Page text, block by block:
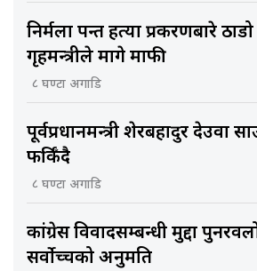
निर्मला पन्त हत्या प्रकरणबारे
गृहमन्त्रीले मागे माफी
८ घण्टा अगाडि
पूर्वप्रधानमन्त्री शेरबहादुर देउवा
फर्किँदै
८ घण्टा अगाडि
कांग्रेस विवादसम्बन्धी मुद्दा
सर्वोच्चको अनुमति